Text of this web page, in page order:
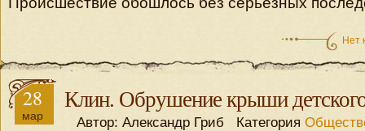
Нет
28
мар
Клин. Обрушение крыши
Автор: Александр Гриб Категория